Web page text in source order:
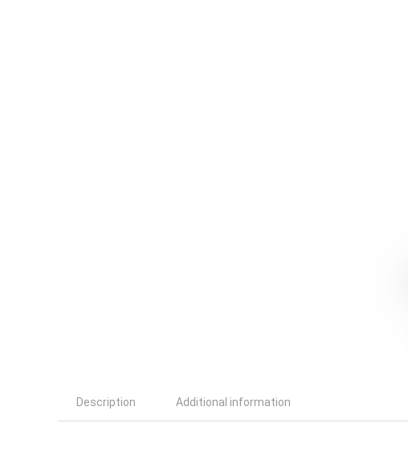
Description Additional information